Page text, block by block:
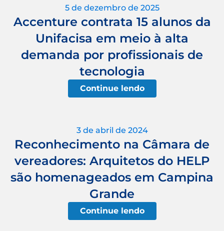
5 de dezembro de 2025
Accenture contrata 15 alunos da
Unifacisa em meio à alta
demanda por profissionais de
tecnologia
Continue lendo
3 de abril de 2024
Reconhecimento na Câmara de
vereadores: Arquitetos do HELP
são homenageados em Campina
Grande
Continue lendo